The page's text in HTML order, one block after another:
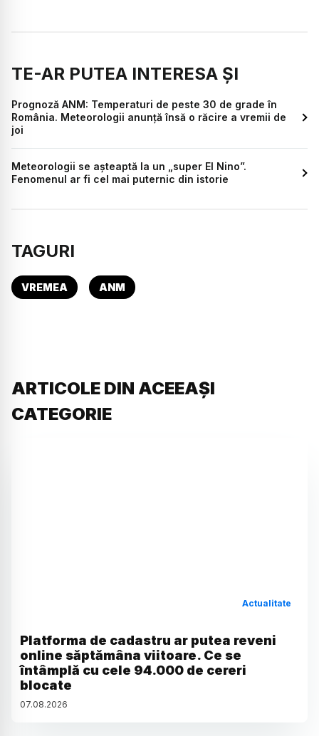
TE-AR PUTEA INTERESA ȘI
Prognoză ANM: Temperaturi de peste 30 de grade în
România. Meteorologii anunță însă o răcire a vremii de
joi
Meteorologii se așteaptă la un „super El Nino”.
Fenomenul ar fi cel mai puternic din istorie
TAGURI
VREMEA ANM
ARTICOLE DIN ACEEAȘI
CATEGORIE
Actualitate
Platforma de cadastru ar putea reveni
online săptămâna viitoare. Ce se
întâmplă cu cele 94.000 de cereri
blocate
07.08.2026